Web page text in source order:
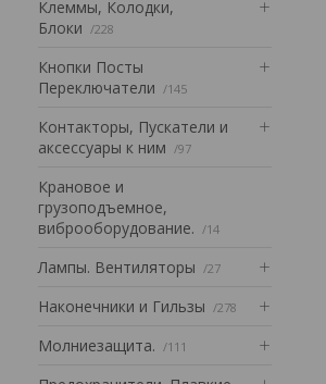
Клеммы, Колодки,
Блоки
228
Кнопки Посты
Переключатели
145
Контакторы, Пускатели и
аксессуары к ним
97
Крановое и
грузоподъемное,
виброоборудование.
14
Лампы. Вентиляторы 27
Наконечники и Гильзы 278
Mолниезащита. 111